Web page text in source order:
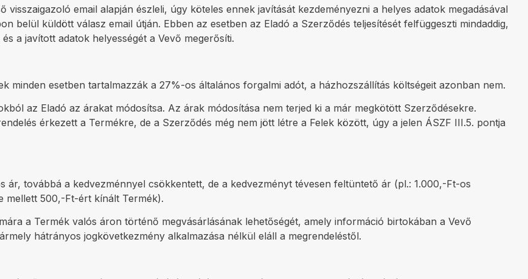
email alapján észleli, úgy köteles ennek javítását kezdeményezni a helyes adatok megadásával
belül küldött válasz email útján. Ebben az esetben az Eladó a Szerződés teljesítését felfüggeszti mindaddig,
a javított adatok helyességét a Vevő megerősíti.
minden esetben tartalmazzák a 27%-os általános forgalmi adót, a házhozszállítás költségeit azonban nem.
az Eladó az árakat módosítsa. Az árak módosítása nem terjed ki a már megkötött Szerződésekre.
érkezett a Termékre, de a Szerződés még nem jött létre a Felek között, úgy a jelen ÁSZF III.5. pontja
továbbá a kedvezménnyel csökkentett, de a kedvezményt tévesen feltüntető ár (pl.: 1.000,-Ft-os
mellett 500,-Ft-ért kínált Termék).
a Termék valós áron történő megvásárlásának lehetőségét, amely információ birtokában a Vevő
hátrányos jogkövetkezmény alkalmazása nélkül eláll a megrendeléstől.